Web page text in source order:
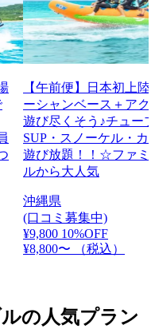
【午前便】日本初上
ーシャンベース＋アク
遊び尽くそう♪チュー
SUP・スノーケル・カ
遊び放題！！☆ファミ
ルから大人気
沖縄県
(口コミ募集中)
¥9,800 10%OFF
¥8,800〜
（税込）
の人気プラン